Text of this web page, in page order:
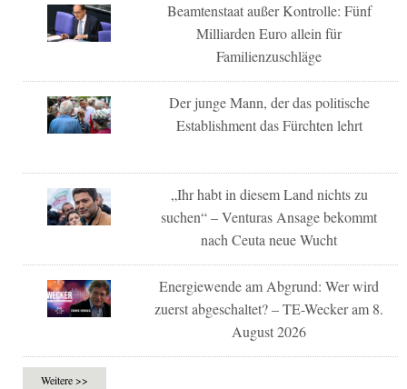
Beamtenstaat außer Kontrolle: Fünf
Milliarden Euro allein für
Familienzuschläge
Der junge Mann, der das politische
Establishment das Fürchten lehrt
„Ihr habt in diesem Land nichts zu
suchen“ – Venturas Ansage bekommt
nach Ceuta neue Wucht
Energiewende am Abgrund: Wer wird
zuerst abgeschaltet? – TE-Wecker am 8.
August 2026
Weitere >>